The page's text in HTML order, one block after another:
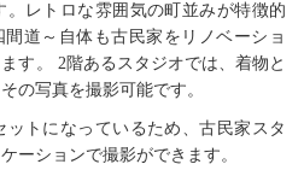
レトロな雰囲気の町並みが特徴的
道～自体も古民家をリノベーショ
す。 2階あるスタジオでは、着物と
の写真を撮影可能です。
トになっているため、古民家スタ
ーションで撮影ができます。